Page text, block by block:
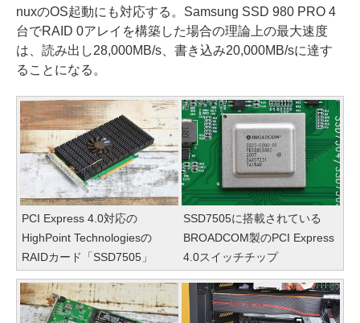
nuxのOS起動にも対応する。Samsung SSD 980 PRO 4
台でRAID 0アレイを構築した場合の理論上の最大速度
は、読み出し28,000MB/s、書き込み20,000MB/sに達す
ることになる。
PCI Express 4.0対応の
HighPoint Technologiesの
RAIDカード「SSD7505」
SSD7505に搭載されている
BROADCOM製のPCI Express
4.0スイッチチップ